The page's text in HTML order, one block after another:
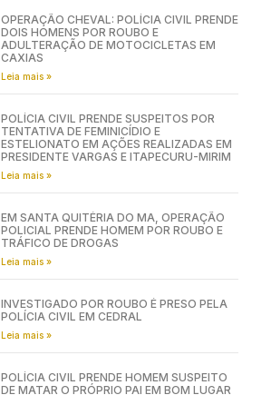
OPERAÇÃO CHEVAL: POLÍCIA CIVIL PRENDE
DOIS HOMENS POR ROUBO E
ADULTERAÇÃO DE MOTOCICLETAS EM
CAXIAS
Leia mais »
POLÍCIA CIVIL PRENDE SUSPEITOS POR
TENTATIVA DE FEMINICÍDIO E
ESTELIONATO EM AÇÕES REALIZADAS EM
PRESIDENTE VARGAS E ITAPECURU-MIRIM
Leia mais »
EM SANTA QUITÉRIA DO MA, OPERAÇÃO
POLICIAL PRENDE HOMEM POR ROUBO E
TRÁFICO DE DROGAS
Leia mais »
INVESTIGADO POR ROUBO É PRESO PELA
POLÍCIA CIVIL EM CEDRAL
Leia mais »
POLÍCIA CIVIL PRENDE HOMEM SUSPEITO
DE MATAR O PRÓPRIO PAI EM BOM LUGAR